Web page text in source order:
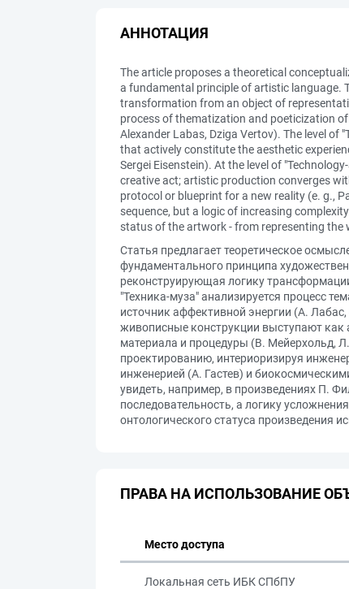
АННОТАЦИЯ
The article proposes a theoretical
a fundamental principle of artistic language.
transformation from an object of
process of thematization and poeticization
Alexander Labas, Dziga Vertov). The level
that actively constitute the aesthetic
Sergei Eisenstein). At the level of
creative act; artistic production converges
protocol or blueprint for a new reality (e. g.,
sequence, but a logic of increasing
status of the artwork - from representing
Статья предлагает теоретическое
фундаментального принципа
реконструирующая логику
"Техника-муза" анализируется процесс
источник аффективной энергии (А.
живописные конструкции выступают
материала и процедуры (В. Мейерхольд,
проектированию, интериоризируя
инженерией (А. Гастев) и
увидеть, например, в произведениях П.
последовательность, а логику
онтологического статуса произведения
ПРАВА НА ИСПОЛЬЗОВАНИЕ
Место доступа
Локальная сеть ИБК СПбПУ